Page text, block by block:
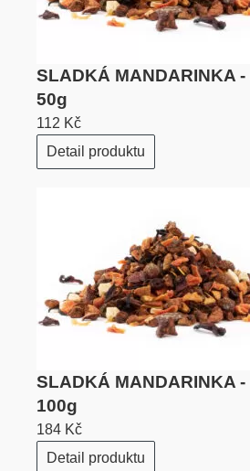
SLADKÁ MANDARINKA
50g
112 Kč
Detail produktu
SLADKÁ MANDARINKA
100g
184 Kč
Detail produktu